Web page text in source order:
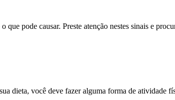
pode causar. Preste atenção nestes sinais e
dieta, você deve fazer alguma forma de atividade